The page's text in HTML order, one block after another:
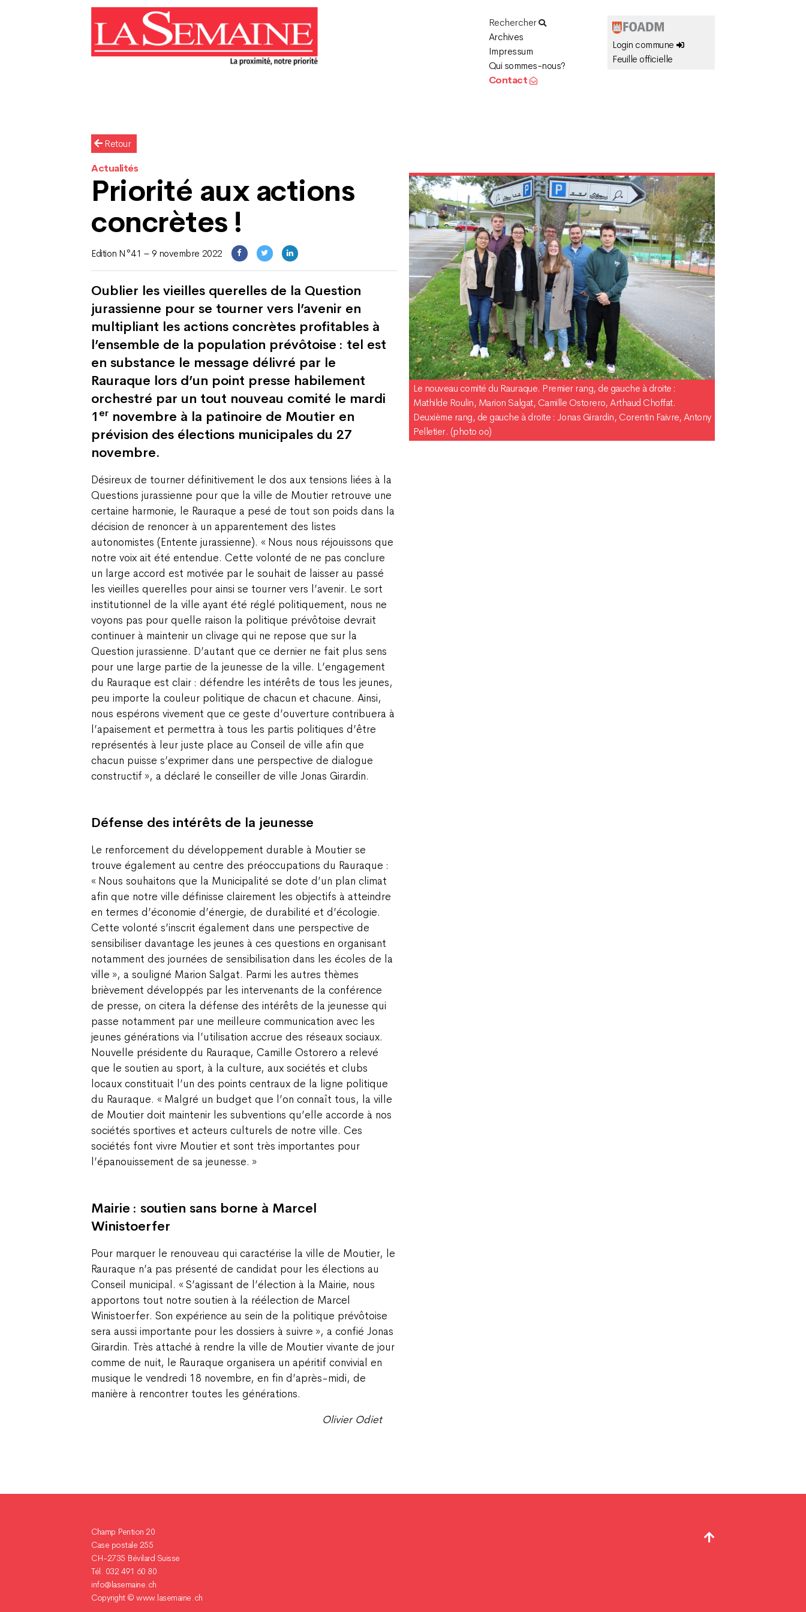
Rechercher
Archives
Impressum
Qui sommes-nous?
Contact
Login commune
Feuille officielle
Retour
Actualités
Priorité aux actions
concrètes !
Edition N°41 – 9 novembre 2022
Oublier les vieilles querelles de la Question
jurassienne pour se tourner vers l’avenir en
multipliant les actions concrètes profitables à
l’ensemble de la population prévôtoise : tel est
en substance le message délivré par le
Rauraque lors d’un point presse habilement
orchestré par un tout nouveau comité le mardi
1 er novembre à la patinoire de Moutier en
prévision des élections municipales du 27
novembre.
Désireux de tourner définitivement le dos aux tensions liées à la
Questions jurassienne pour que la ville de Moutier retrouve une
certaine harmonie, le Rauraque a pesé de tout son poids dans la
décision de renoncer à un apparentement des listes
autonomistes (Entente jurassienne). « Nous nous réjouissons que
notre voix ait été entendue. Cette volonté de ne pas conclure
un large accord est motivée par le souhait de laisser au passé
les vieilles querelles pour ainsi se tourner vers l’avenir. Le sort
institutionnel de la ville ayant été réglé politiquement, nous ne
voyons pas pour quelle raison la politique prévôtoise devrait
continuer à maintenir un clivage qui ne repose que sur la
Question jurassienne. D’autant que ce dernier ne fait plus sens
pour une large partie de la jeunesse de la ville. L’engagement
du Rauraque est clair : défendre les intérêts de tous les jeunes,
peu importe la couleur politique de chacun et chacune. Ainsi,
nous espérons vivement que ce geste d’ouverture contribuera à
l’apaisement et permettra à tous les partis politiques d’être
représentés à leur juste place au Conseil de ville afin que
chacun puisse s’exprimer dans une perspective de dialogue
constructif », a déclaré le conseiller de ville Jonas Girardin.
Défense des intérêts de la jeunesse
Le renforcement du développement durable à Moutier se
trouve également au centre des préoccupations du Rauraque :
« Nous souhaitons que la Municipalité se dote d’un plan climat
afin que notre ville définisse clairement les objectifs à atteindre
en termes d’économie d’énergie, de durabilité et d’écologie.
Cette volonté s’inscrit également dans une perspective de
sensibiliser davantage les jeunes à ces questions en organisant
notamment des journées de sensibilisation dans les écoles de la
ville », a souligné Marion Salgat. Parmi les autres thèmes
brièvement développés par les intervenants de la conférence
de presse, on citera la défense des intérêts de la jeunesse qui
passe notamment par une meilleure communication avec les
jeunes générations via l’utilisation accrue des réseaux sociaux.
Nouvelle présidente du Rauraque, Camille Ostorero a relevé
que le soutien au sport, à la culture, aux sociétés et clubs
locaux constituait l’un des points centraux de la ligne politique
du Rauraque. « Malgré un budget que l’on connaît tous, la ville
de Moutier doit maintenir les subventions qu’elle accorde à nos
sociétés sportives et acteurs culturels de notre ville. Ces
sociétés font vivre Moutier et sont très importantes pour
l’épanouissement de sa jeunesse. »
Mairie : soutien sans borne à Marcel
Winistoerfer
Pour marquer le renouveau qui caractérise la ville de Moutier, le
Rauraque n’a pas présenté de candidat pour les élections au
Conseil municipal. « S’agissant de l’élection à la Mairie, nous
apportons tout notre soutien à la réélection de Marcel
Winistoerfer. Son expérience au sein de la politique prévôtoise
sera aussi importante pour les dossiers à suivre », a confié Jonas
Girardin. Très attaché à rendre la ville de Moutier vivante de jour
comme de nuit, le Rauraque organisera un apéritif convivial en
musique le vendredi 18 novembre, en fin d’après-midi, de
manière à rencontrer toutes les générations.
Olivier Odiet
Le nouveau comité du Rauraque. Premier rang, de gauche à droite :
Mathilde Roulin, Marion Salgat, Camille Ostorero, Arthaud Choffat.
Deuxième rang, de gauche à droite : Jonas Girardin, Corentin Faivre, Antony
Pelletier. (photo oo)
Champ Pention 20
Case postale 255
CH-2735 Bévilard Suisse
Tél. 032 491 60 80
info@lasemaine.ch
Copyright ©www.lasemaine.ch